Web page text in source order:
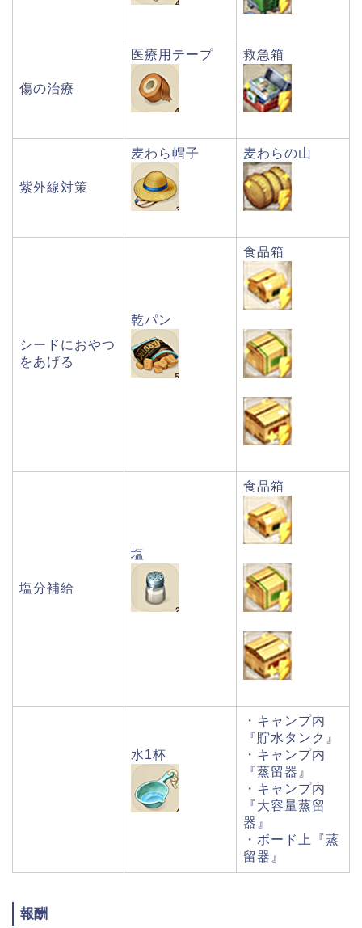
傷の治療
医療用テープ 救急箱
紫外線対策
麦わら帽子 麦わらの山
シードにおやつ
をあげる
乾パン
食品箱
塩分補給
塩
食品箱
水1杯
・キャンプ内
『貯水タンク』
・キャンプ内
『蒸留器』
・キャンプ内
『大容量蒸留
器』
・ボード上『蒸
留器』
報酬